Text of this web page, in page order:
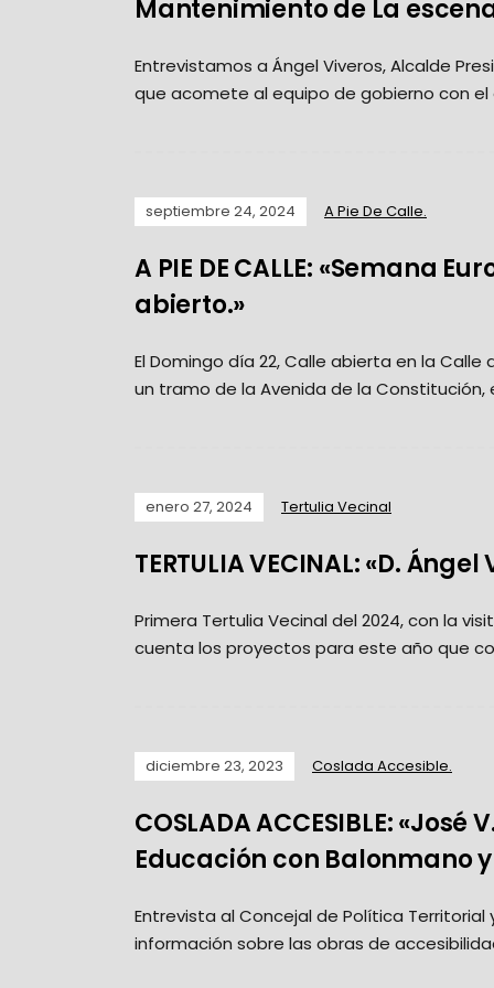
Mantenimiento de La
Entrevistamos a Ángel Viveros, Alcalde
que acomete al equipo de gobierno con
septiembre 24, 2024 A Pie De Calle.
A PIE DE CALLE: «Semana
abierto.»
El Domingo día 22, Calle abierta en la
un tramo de la Avenida de la
enero 27, 2024 Tertulia Vecinal
TERTULIA VECINAL: «D.
Primera Tertulia Vecinal del 2024, con la
cuenta los proyectos para este año que
diciembre 23, 2023 Coslada Accesible.
COSLADA ACCESIBLE:
Educación con Balonmano
Entrevista al Concejal de Política Territorial
información sobre las obras de